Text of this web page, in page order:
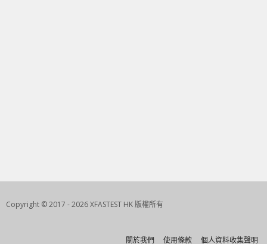
Copyright © 2017 - 2026 XFASTEST HK 版權所有
關於我們 使用條款 個人資料收集聲明